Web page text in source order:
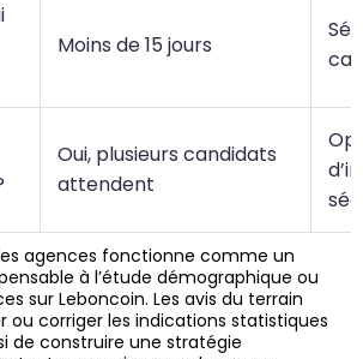
Moins de 15 jours
Oui, plusieurs candidats
attendent
agences fonctionne comme un
à l’étude démographique ou
sur Leboncoin. Les avis du terrain
ou corriger les indications statistiques
de construire une stratégie